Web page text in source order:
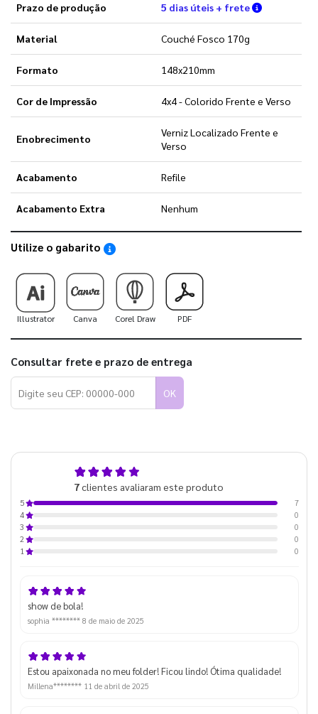
Prazo de produção 5 dias úteis + frete Verifique
Material Couché Fosco 170g
Formato 148x210mm
Cor de Impressão 4x4 - Colorido Frente e Verso
Enobrecimento
Verniz Localizado Frente e
Verso
Acabamento Refile
Acabamento Extra Nenhum
Utilize o gabarito Saiba como utilizar os nossos gabaritos
Illustrator Canva Corel Draw PDF
Consultar frete e prazo de entrega
OK
7clientes avaliaram este produto
5
7
4
0
3
0
2
0
1
0
show de bola!
sophia ******** 8 de maio de 2025
Estou apaixonada no meu folder! Ficou lindo! Ótima qualidade!
Millena******** 11 de abril de 2025